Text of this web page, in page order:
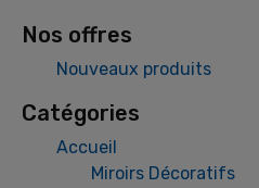
Nos offres
Nouveaux produits
Catégories
Accueil
Miroirs Décoratifs